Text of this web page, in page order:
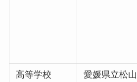
高等学校
愛媛県立松山